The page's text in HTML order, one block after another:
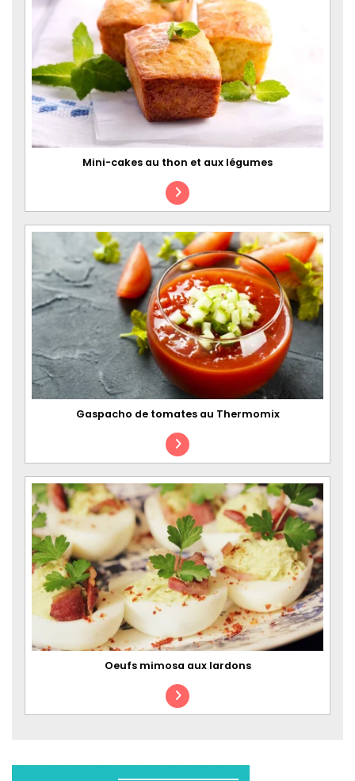
Mini-cakes au thon et aux légumes
Gaspacho de tomates au Thermomix
Oeufs mimosa aux lardons